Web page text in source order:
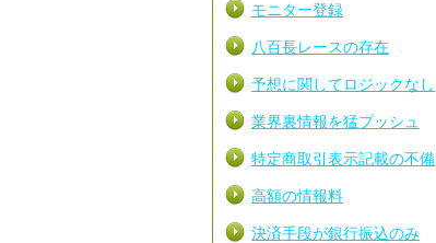
モニター登録
八百長レースの存在
予想に関してロジックなし
業界裏情報を猛プッシュ
特定商取引表示記載の不備
高額の情報料
決済手段が銀行振込のみ